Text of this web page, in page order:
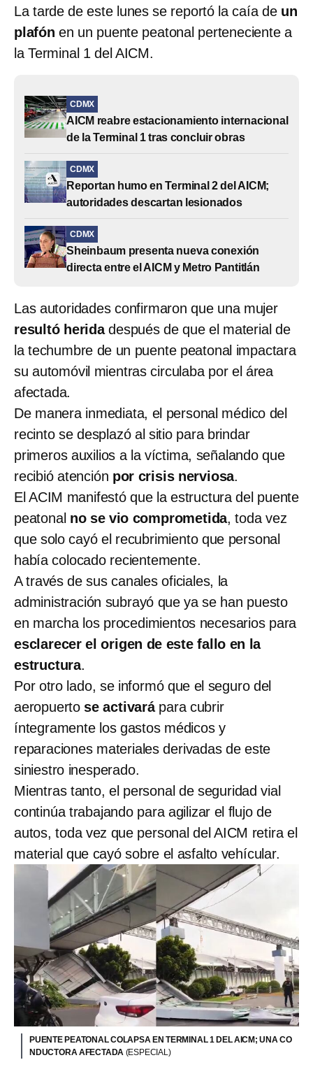
La tarde de este lunes se reportó la caía de un
plafón en un puente peatonal perteneciente a
la Terminal 1 del AICM.
CDMX
AICM reabre estacionamiento internacional
de la Terminal 1 tras concluir obras
CDMX
Reportan humo en Terminal 2 del AICM;
autoridades descartan lesionados
CDMX
Sheinbaum presenta nueva conexión
directa entre el AICM y Metro Pantitlán
Las autoridades confirmaron que una mujer
resultó heridadespués de que el material de
la techumbre de un puente peatonal impactara
su automóvil mientras circulaba por el área
afectada.
De manera inmediata, el personal médico del
recinto se desplazó al sitio para brindar
primeros auxilios a la víctima, señalando que
recibió atención por crisis nerviosa.
El ACIM manifestó que la estructura del puente
peatonal no se vio comprometida, toda vez
que solo cayó el recubrimiento que personal
había colocado recientemente.
A través de sus canales oficiales, la
administración subrayó que ya se han puesto
en marcha los procedimientos necesarios para
esclarecer el origen de este fallo en la
estructura.
Por otro lado, se informó que el seguro del
aeropuerto se activarápara cubrir
íntegramente los gastos médicos y
reparaciones materiales derivadas de este
siniestro inesperado.
Mientras tanto, el personal de seguridad vial
continúa trabajando para agilizar el flujo de
autos, toda vez que personal del AICM retira el
material que cayó sobre el asfalto vehícular.
PUENTE PEATONAL COLAPSA EN TERMINAL 1 DEL AICM; UNA CO
NDUCTORA AFECTADA (ESPECIAL)